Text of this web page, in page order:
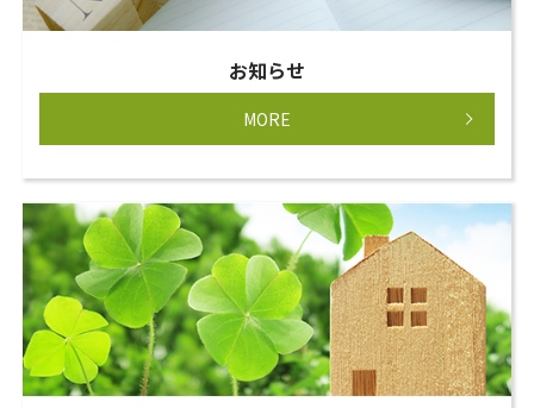
お知らせ
MORE